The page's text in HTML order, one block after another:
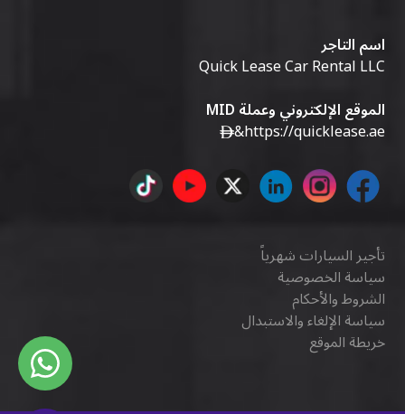
اسم التاجر
Quick Lease Car Rental LLC
الموقع الإلكتروني وعملة MID
https://quicklease.ae
&
تأجير السيارات شهرياً
سياسة الخصوصية
الشروط والأحكام
سياسة الإلغاء والاستبدال
خريطة الموقع